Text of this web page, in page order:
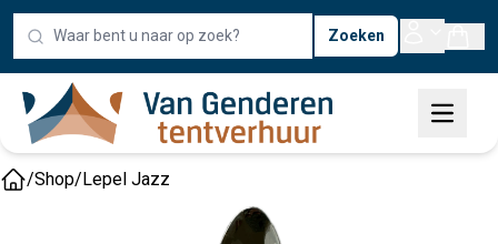
Zoeken
/Shop/Lepel Jazz